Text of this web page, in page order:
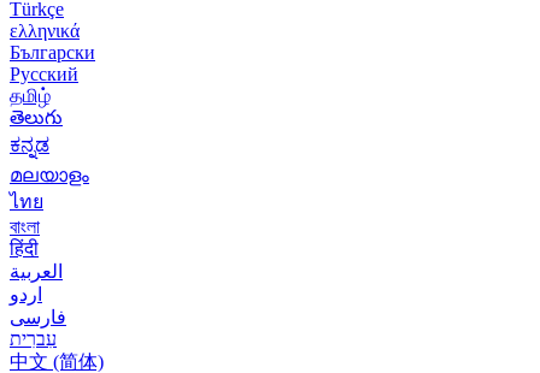
Türkçe
ελληνικά
Български
Русский
தமிழ்
తెలుగు
ಕನ್ನಡ
മലയാളം
ไทย
বাংলা
हिंदी
العربية
اردو
فارسی
עִברִית
中文 (简体)